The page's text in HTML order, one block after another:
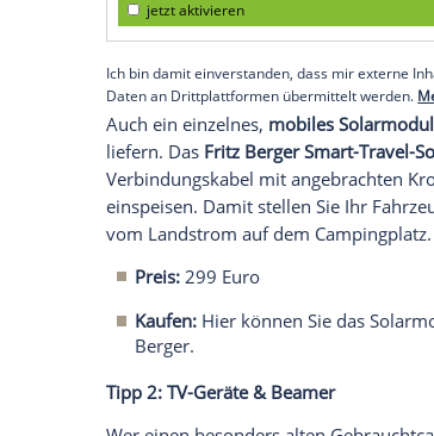
Tipp 1: Solar-Anlage
Mit Solar-Panels steht Ihnen
und in Zubehörshops gibt es
Schon ab rund 659Euro
Energie-Management-System
Empfohlener externer Inhalt:
Glomex GmbH
Wir benötigen Ihre Zustimmung, um
anzuzeigen. Sie können diesen mit
jetzt aktivieren